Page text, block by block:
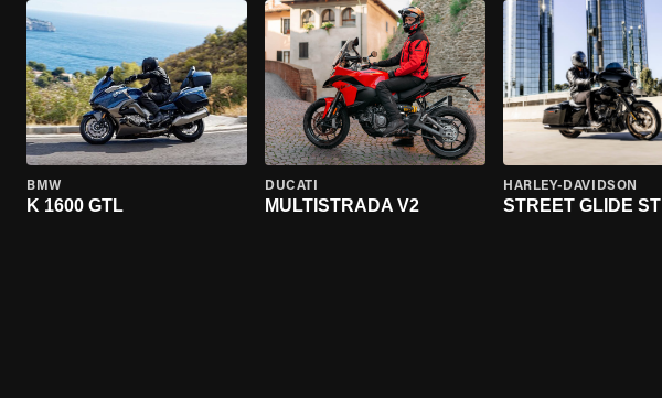
BMW
K 1600 GTL
DUCATI
MULTISTRADA V2
HARLEY-DAVIDSON
STREET GLIDE ST